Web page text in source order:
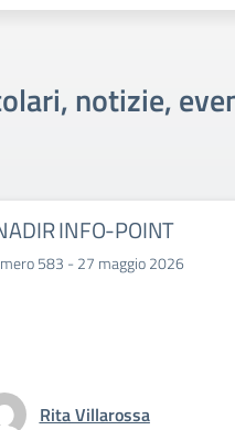
notizie,
INFO-POINT
583 - 27 maggio 2026
Rita Villarossa